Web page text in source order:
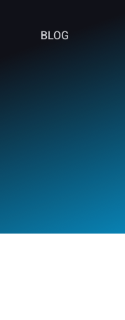
BLOG